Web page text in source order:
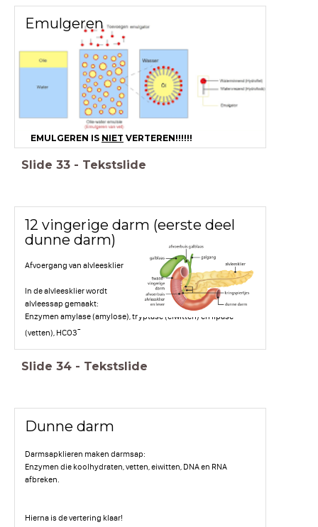
Emulgeren
EMULGEREN IS NIET VERTEREN!!!!!!
Slide 33 - Tekstslide
12 vingerige darm (eerste deel
dunne darm)
Afvoergang van alvleesklier
In de alvleesklier wordt
alvleessap gemaakt:
Enzymen amylase (amylose), tryptase (eiwitten) en lipase
(vetten), HCO3-
Slide 34 - Tekstslide
Dunne darm
Darmsapklieren maken darmsap:
Enzymen die koolhydraten, vetten, eiwitten, DNA en RNA
afbreken.
Hierna is de vertering klaar!